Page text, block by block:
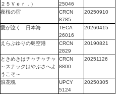
２５Ｖｅｒ．）
25046
夜桜の宿
CRCN
8785
20250910
愛が泣く 日本海
TECA
26016
20260415
えらぶゆりの島空港
CRCN
2829
20190821
ときめきはチャチャチャ
～スナックはやぶさへよ
うこそ～
CRCN
8800
20251126
浪花魂
UPCY
5124
20250305